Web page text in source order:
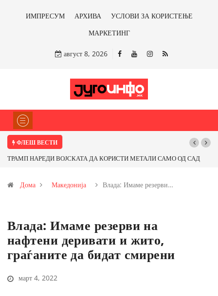
ИМПРЕСУМ АРХИВА
УСЛОВИ ЗА КОРИСТЕЊЕ
МАРКЕТИНГ
август 8, 2026
ФЛЕШ ВЕСТИ
САМО ОД САД
Почнува реконструкцијата на улицата „5-ти Ноември“
Дома Македонија Влада: Имаме резерви…
Влада: Имаме резерви на
нафтени деривати и жито,
граѓаните да бидат смирени
март 4, 2022